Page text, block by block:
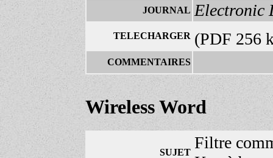
JOURNAL Electronic
TELECHARGER (PDF 256
COMMENTAIRES
Wireless Word
SUJET
Filtre